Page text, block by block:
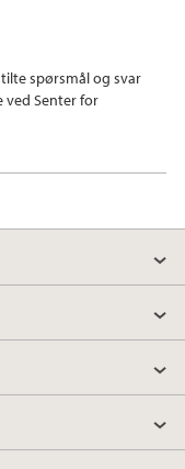
spørsmål og svar
ved Senter for